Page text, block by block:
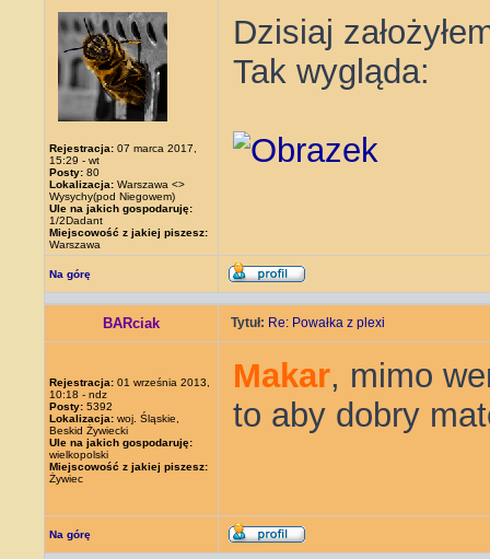
Rejestracja: 07 marca 2017,
15:29 - wt
Posty: 80
Lokalizacja: Warszawa <>
Wysychy(pod Niegowem)
Ule na jakich gospodaruję:
1/2Dadant
Miejscowość z jakiej piszesz:
Warszawa
Dzisiaj
Tak wygląda:
Na górę
BARciak Tytuł: Re: Powałka z plexi
Rejestracja: 01 września 2013,
10:18 - ndz
Posty: 5392
Lokalizacja: woj. Śląskie,
Beskid Żywiecki
Ule na jakich gospodaruję:
wielkopolski
Miejscowość z jakiej piszesz:
Żywiec
Makar, mimo
to aby dobry
Na górę